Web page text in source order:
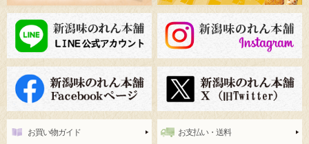
お買い物ガイド お支払い・送料